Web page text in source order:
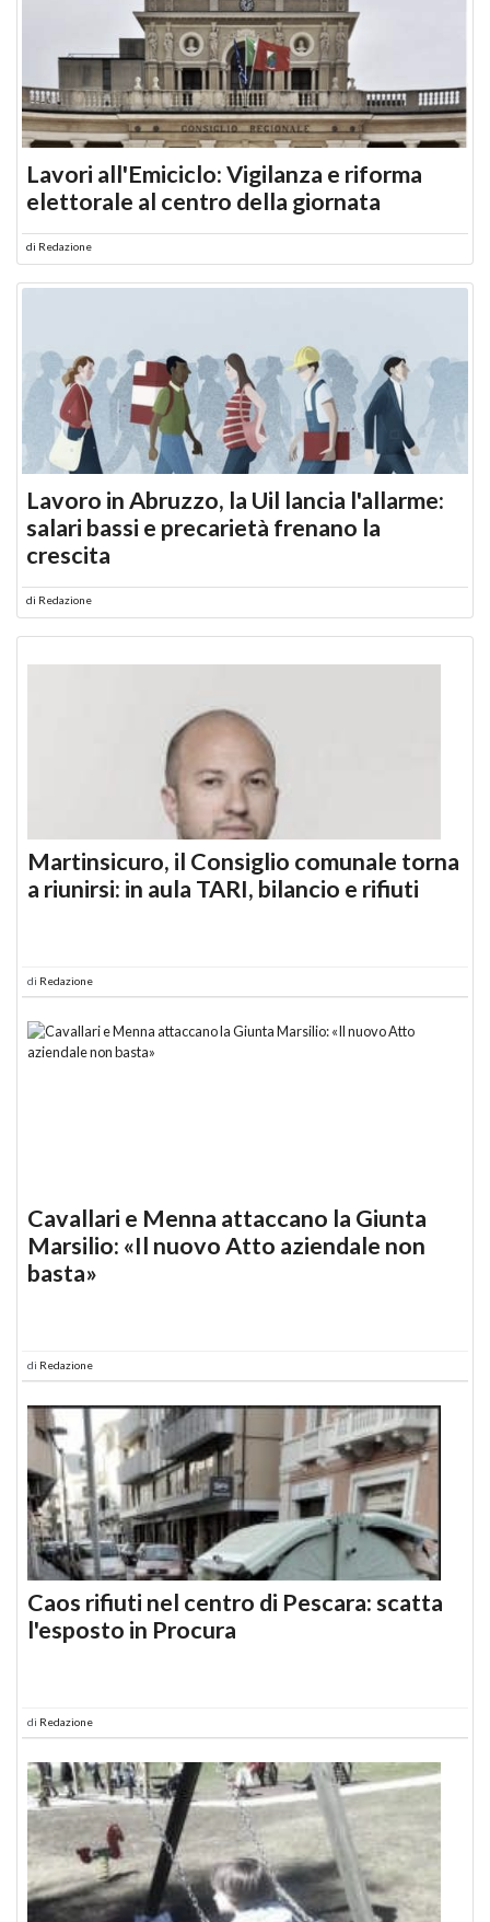
Lavori all'Emiciclo: Vigilanza e riforma
elettorale al centro della giornata
di Redazione
Lavoro in Abruzzo, la Uil lancia l'allarme:
salari bassi e precarietà frenano la
crescita
di Redazione
Martinsicuro, il Consiglio comunale torna
a riunirsi: in aula TARI, bilancio e rifiuti
di Redazione
Cavallari e Menna attaccano la Giunta
Marsilio: «Il nuovo Atto aziendale non
basta»
di Redazione
Caos rifiuti nel centro di Pescara: scatta
l'esposto in Procura
di Redazione